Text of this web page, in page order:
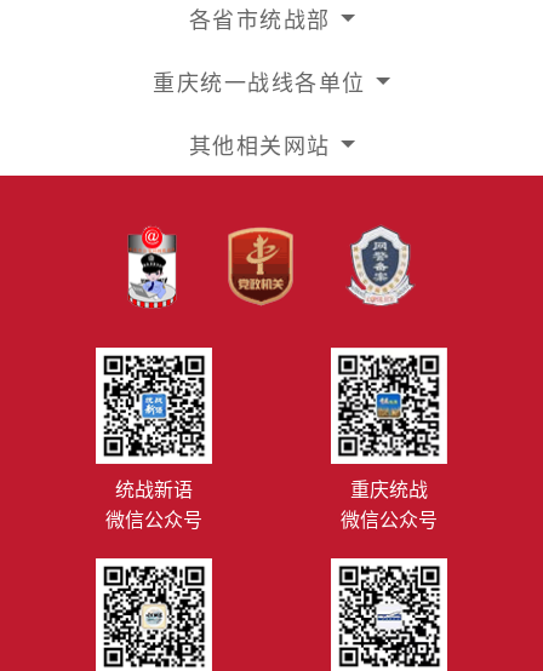
各省市统战部
重庆统一战线各单位
其他相关网站
统战新语
微信公众号
重庆统战
微信公众号